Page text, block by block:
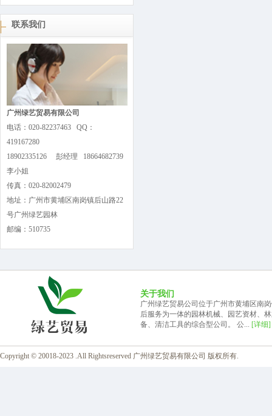
联系我们
广州绿艺贸易有限公司
电话：020-82237463 QQ：
419167280
18902335126 彭经理 18664682739
李小姐
传真：020-82002479
地址：广州市黄埔区南岗镇后山路22
号广州绿艺园林
邮编：510735
关于我们
广州绿艺贸易公司位于广州市黄埔区南
后服务为一体的园林机械、园艺资材、
备、清洁工具的综合型公司。 公... [详细]
Copyright © 20018-2023 .All Rightsreserved 广州绿艺贸易有限公司 版权所有.